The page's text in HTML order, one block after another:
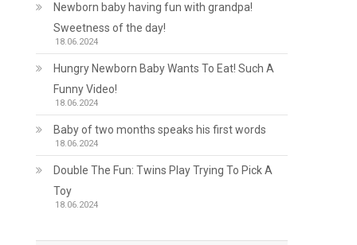
Newborn baby having fun with grandpa!
Sweetness of the day!
18.06.2024
Hungry Newborn Baby Wants To Eat! Such A
Funny Video!
18.06.2024
Baby of two months speaks his first words
18.06.2024
Double The Fun: Twins Play Trying To Pick A
Toy
18.06.2024